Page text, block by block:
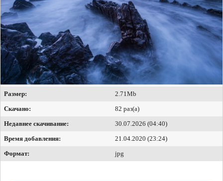
Размер:
2.71Mb
Скачано:
82 раз(а)
Недавнее скачивание:
30.07.2026 (04:40)
Время добавления:
21.04.2020 (23:24)
Формат:
jpg